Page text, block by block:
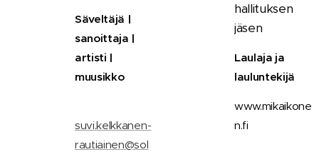
Säveltäjä |
sanoittaja |
artisti |
muusikko
suvi.kelkkanen-
rautiainen@sol
hallituksen
jäsen
Laulaja ja
lauluntekijä
www.mikaikone
n.fi